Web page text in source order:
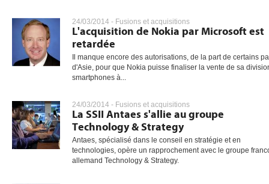
24/03/2014 - Fusions et acquisitions
L'acquisition de Nokia par Microsoft est
retardée
Il manque encore des autorisations, de la part de certains
d'Asie, pour que Nokia puisse finaliser la vente de sa
smartphones à...
24/03/2014 - Fusions et acquisitions
La SSII Antaes s'allie au groupe
Technology & Strategy
Antaes, spécialisé dans le conseil en stratégie et en
technologies, opère un rapprochement avec le groupe
allemand Technology & Strategy.